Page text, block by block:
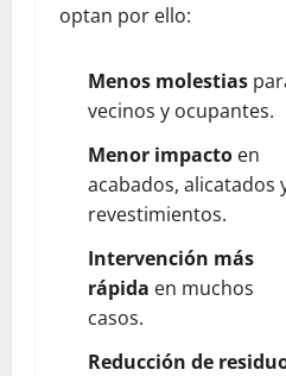
optan por ello:
Menos molestias
vecinos y ocupantes.
Menor impacto en
acabados, alicatados
revestimientos.
Intervención más
rápida en muchos
casos.
Reducción de